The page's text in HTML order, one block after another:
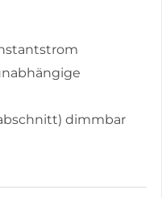
dimmbar